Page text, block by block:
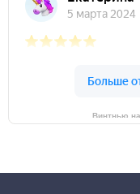
Винтнью